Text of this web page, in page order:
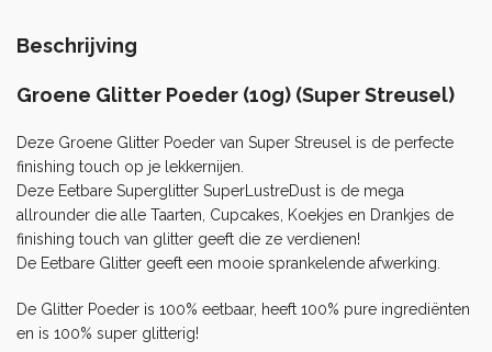
Beschrijving
Groene Glitter Poeder (10g) (Super Streusel)
Deze Groene Glitter Poeder van Super Streusel is de perfecte
finishing touch op je lekkernijen.
Deze Eetbare Superglitter SuperLustreDust is de mega
allrounder die alle Taarten, Cupcakes , Koekjes en Drankjes de
finishing touch van glitter geeft die ze verdienen!
De Eetbare Glitter geeft een mooie sprankelende afwerking.
De Glitter Poeder is 100% eetbaar, heeft 100% pure ingrediënten
en is 100% super glitterig!